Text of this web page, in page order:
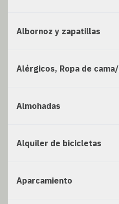
Albornoz y zapatillas
Alérgicos, Ropa de
Almohadas
Alquiler de bicicletas
Aparcamiento